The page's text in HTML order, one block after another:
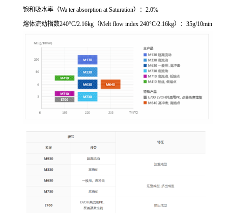
饱和吸水率（Wa ter absorption at Saturation）： 2.0%
熔体流动指数240°C/2.16kg （Melt flow index 240°C/2.16kg）： 35g/10min